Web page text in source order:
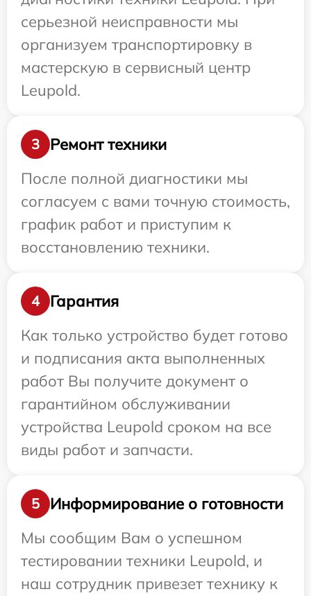
серьезной неисправности мы
организуем транспортировку в
мастерскую в сервисный центр
Leupold.
3
Ремонт техники
После полной диагностики мы
согласуем с вами точную стоимость,
график работ и приступим к
восстановлению техники.
4
Гарантия
Как только устройство будет готово
и подписания акта выполненных
работ Вы получите документ о
гарантийном обслуживании
устройства Leupold сроком на все
виды работ и запчасти.
5
Информирование о готовности
Мы сообщим Вам о успешном
тестировании техники Leupold, и
наш сотрудник привезет технику к